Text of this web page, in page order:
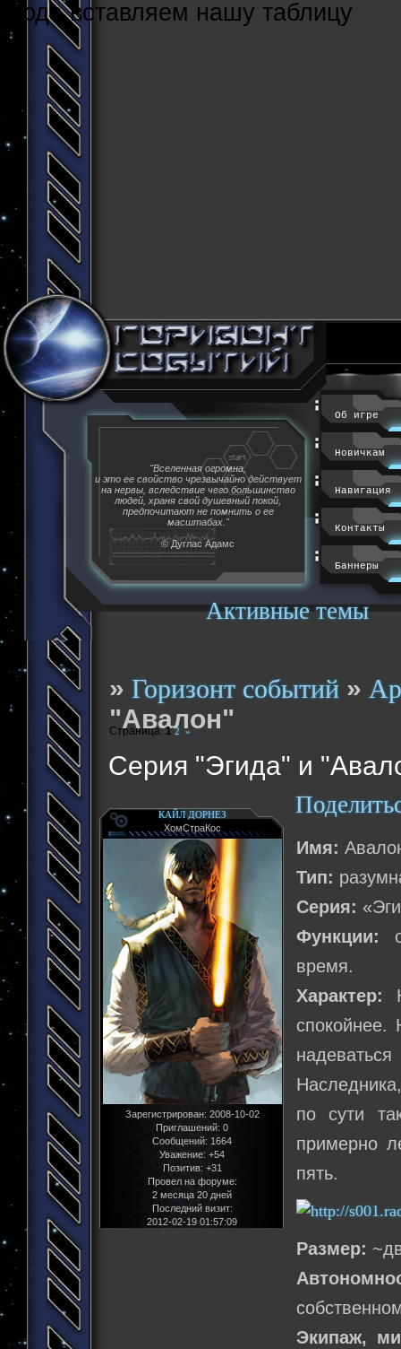
Cюда вставляем нашу таблицу
Активные темы
"Вселенная огромна,
и это ее свойство чрезвычайно действует
на нервы, вследствие чего большинство
людей, храня свой душевный покой,
предпочитают не помнить о ее
масштабах."
© Дуглас Адамс
Об игре
Новичкам
Навигация
Контакты
Баннеры
»Горизонт событий »
"Авалон"
Серия "Эгида" и
Страница:1 2 »
КАЙЛ ДОРНЕЗ
ХомСтраКос
Зарегистрирован: 2008-10-02
Приглашений: 0
Сообщений: 1664
Уважение: +54
Позитив: +31
Провел на форуме:
2 месяца 20 дней
Последний визит:
2012-02-19 01:57:09
Имя:
Тип:
Серия:
Функции:
время.
Характер:
спокойнее.
по сути
примерно
пять.
Размер:
Экипаж,